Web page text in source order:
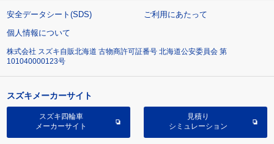
安全データシート(SDS)
ご利用にあたって
個人情報について
株式会社 スズキ自販北海道 古物商許可証番号 北海道公安委員会 第
101040000123号
スズキメーカーサイト
スズキ四輪車
メーカーサイト
見積り
シミュレーション